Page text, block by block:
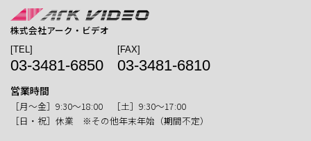
株式会社アーク・ビデオ
[TEL]
03-3481-6850
[FAX]
03-3481-6810
営業時間
［月〜金］9:30〜18:00 ［土］9:30〜17:00
［日・祝］休業 ※その他年末年始（期間不定）